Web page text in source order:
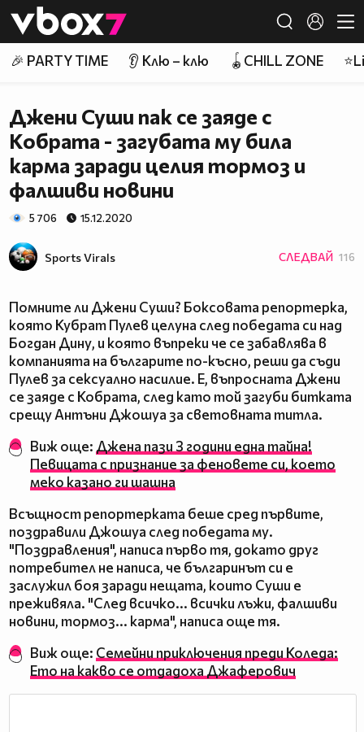
👾
🎉 PARTY TIME 👂 Клю – клю 🪀CHILL ZONE
Джени Суши пак се заяде с
Кобрата - загубата му била
карма заради целия тормоз и
фалшиви новини
5 706 15.12.2020
Sports Virals СЛЕДВАЙ 116
Помните ли Джени Суши? Боксовата репортерка,
която Кубрат Пулев целуна след победата си над
Богдан Дину, и която въпреки че се забавлява в
компанията на българите по-късно, реши да съди
Пулев за сексуално насилие. Е, въпросната Джени
се заяде с Кобрата, след като той загуби битката
срещу Антъни Джошуа за световната титла.
Виж още: Джена пази 3 години една тайна!
Певицата с признание за феновете си, което
меко казано ги шашна
Всъщност репортерката беше сред първите,
поздравили Джошуа след победата му.
"Поздравления", написа първо тя, докато друг
потребител не написа, че българинът си е
заслужил боя заради нещата, които Суши е
преживяла. "След всичко... всички лъжи, фалшиви
новини, тормоз... карма", написа още тя.
Виж още: Семейни приключения преди Коледа:
Ето на какво се отдадоха Джаферович